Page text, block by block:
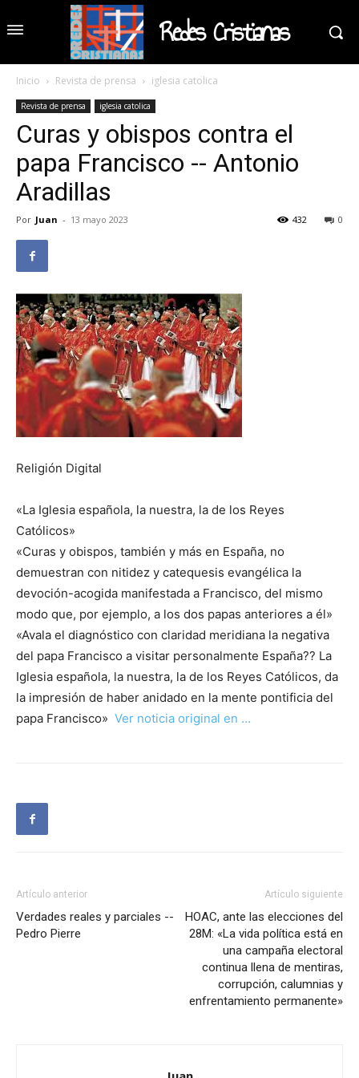
Redes Cristianas
Inicio Revista de prensa iglesia catolica
Revista de prensa iglesia catolica
Curas y obispos contra el
papa Francisco -- Antonio
Aradillas
Por Juan - 13 mayo 2023 0
432
Religión Digital
«La Iglesia española, la nuestra, la de los Reyes
Católicos»
«Curas y obispos, también y más en España, no
demuestran con nitidez y catequesis evangélica la
devoción-acogida manifestada a Francisco, del mismo
modo que, por ejemplo, a los dos papas anteriores a él»
«Avala el diagnóstico con claridad meridiana la negativa
del papa Francisco a visitar personalmente España?? La
Iglesia española, la nuestra, la de los Reyes Católicos, da
la impresión de haber anidado en la mente pontificia del
papa Francisco» Ver noticia original en …
Artículo anterior
Verdades reales y parciales --
Pedro Pierre
Artículo siguiente
HOAC, ante las elecciones del
28M: «La vida política está en
una campaña electoral
continua llena de mentiras,
corrupción, calumnias y
enfrentamiento permanente»